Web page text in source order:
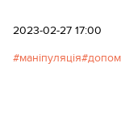
протистояти.
2023-02-27 17:00
маніпуляція